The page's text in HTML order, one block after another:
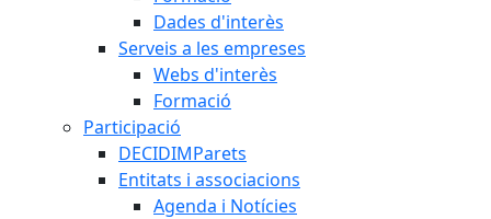
Dades d'interès
Serveis a les empreses
Webs d'interès
Formació
Participació
DECIDIMParets
Entitats i associacions
Agenda i Notícies